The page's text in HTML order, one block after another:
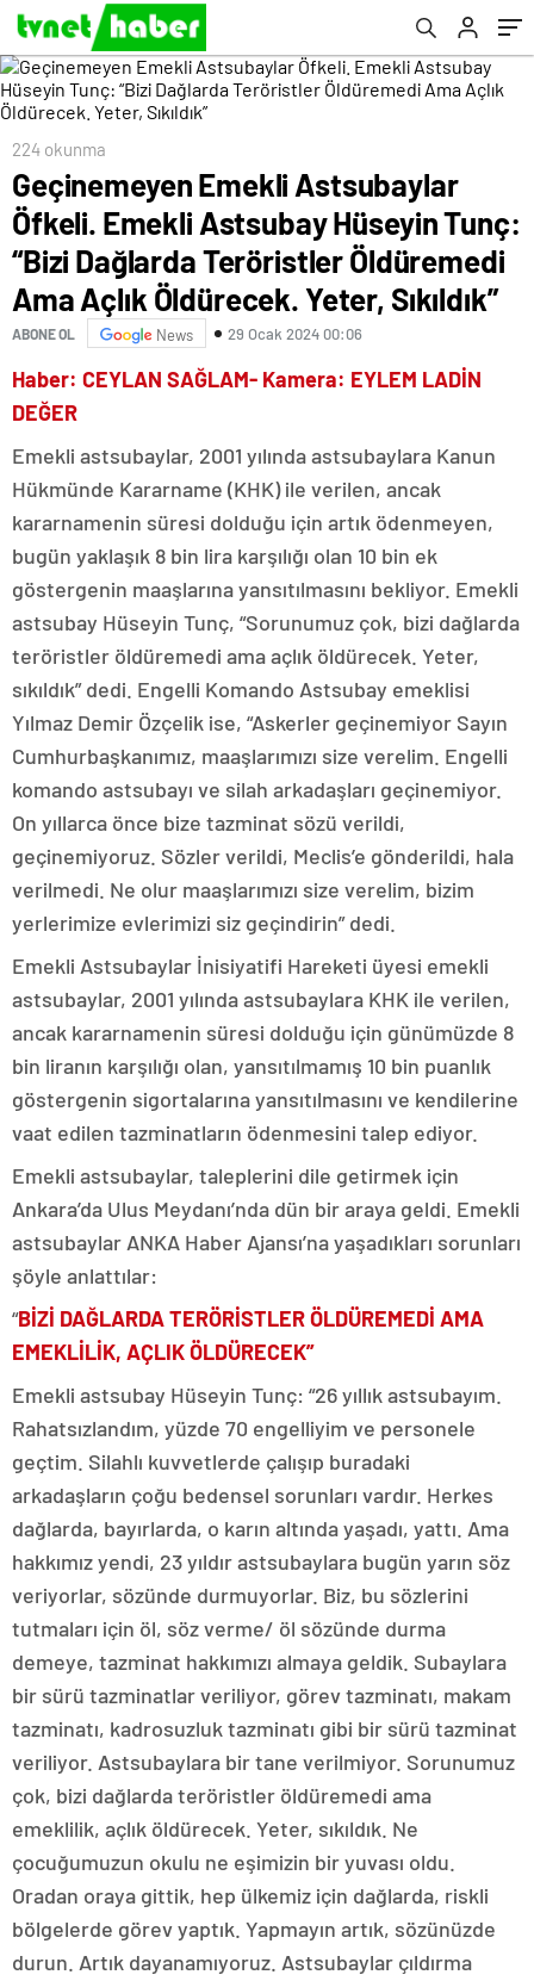
Dağlarda Teröristler Öldüremedi Ama Açlık
Öldürecek. Yeter, Sıkıldık”
224 okunma
Geçinemeyen Emekli Astsubaylar
Öfkeli. Emekli Astsubay Hüseyin Tunç:
“Bizi Dağlarda Teröristler Öldüremedi
Ama Açlık Öldürecek. Yeter, Sıkıldık”
ABONE OL News 29 Ocak 2024 00:06
Haber: CEYLAN SAĞLAM- Kamera: EYLEM LADİN
DEĞER
Emekli astsubaylar, 2001 yılında astsubaylara Kanun
Hükmünde Kararname (KHK) ile verilen, ancak
kararnamenin süresi dolduğu için artık ödenmeyen,
bugün yaklaşık 8 bin lira karşılığı olan 10 bin ek
göstergenin maaşlarına yansıtılmasını bekliyor. Emekli
astsubay Hüseyin Tunç, “Sorunumuz çok, bizi dağlarda
teröristler öldüremedi ama açlık öldürecek. Yeter,
sıkıldık” dedi. Engelli Komando Astsubay emeklisi
Yılmaz Demir Özçelik ise, “Askerler geçinemiyor Sayın
Cumhurbaşkanımız, maaşlarımızı size verelim. Engelli
komando astsubayı ve silah arkadaşları geçinemiyor.
On yıllarca önce bize tazminat sözü verildi,
geçinemiyoruz. Sözler verildi, Meclis’e gönderildi, hala
verilmedi. Ne olur maaşlarımızı size verelim, bizim
yerlerimize evlerimizi siz geçindirin” dedi.
Emekli Astsubaylar İnisiyatifi Hareketi üyesi emekli
astsubaylar, 2001 yılında astsubaylara KHK ile verilen,
ancak kararnamenin süresi dolduğu için günümüzde 8
bin liranın karşılığı olan, yansıtılmamış 10 bin puanlık
göstergenin sigortalarına yansıtılmasını ve kendilerine
vaat edilen tazminatların ödenmesini talep ediyor.
Emekli astsubaylar, taleplerini dile getirmek için
Ankara’da Ulus Meydanı’nda dün bir araya geldi. Emekli
astsubaylar ANKA Haber Ajansı’na yaşadıkları sorunları
şöyle anlattılar:
“BİZİ DAĞLARDA TERÖRİSTLER ÖLDÜREMEDİ AMA
EMEKLİLİK, AÇLIK ÖLDÜRECEK”
Emekli astsubay Hüseyin Tunç: “26 yıllık astsubayım.
Rahatsızlandım, yüzde 70 engelliyim ve personele
geçtim. Silahlı kuvvetlerde çalışıp buradaki
arkadaşların çoğu bedensel sorunları vardır. Herkes
dağlarda, bayırlarda, o karın altında yaşadı, yattı. Ama
hakkımız yendi, 23 yıldır astsubaylara bugün yarın söz
veriyorlar, sözünde durmuyorlar. Biz, bu sözlerini
tutmaları için öl, söz verme/ öl sözünde durma
demeye, tazminat hakkımızı almaya geldik. Subaylara
bir sürü tazminatlar veriliyor, görev tazminatı, makam
tazminatı, kadrosuzluk tazminatı gibi bir sürü tazminat
veriliyor. Astsubaylara bir tane verilmiyor. Sorunumuz
çok, bizi dağlarda teröristler öldüremedi ama
emeklilik, açlık öldürecek. Yeter, sıkıldık. Ne
çocuğumuzun okulu ne eşimizin bir yuvası oldu.
Oradan oraya gittik, hep ülkemiz için dağlarda, riskli
bölgelerde görev yaptık. Yapmayın artık, sözünüzde
durun. Artık dayanamıyoruz. Astsubaylar çıldırma